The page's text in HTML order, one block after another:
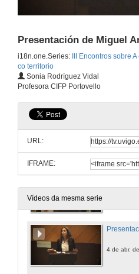
Presentación de Miguel
i18n.one.Series:
III Encontros sobre
co territorio
Sonia Rodríguez Vidal
Profesora CIFP Portovello
URL:
IFRAME:
Vídeos da mesma serie
4 de abr.
4 de abr.
4 de abr.